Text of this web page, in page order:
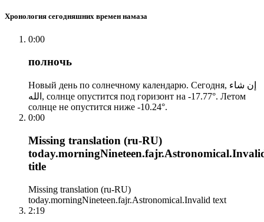
Хронология сегодняшних времен намаза
0:00
полночь
Новый день по солнечному календарю. Сегодня, إن شاء
الله, солнце опустится под горизонт на -17.77°. Летом
солнце не опустится ниже -10.24°.
0:00
Missing translation (ru-RU)
title
Missing translation (ru-RU)
today.morningNineteen.fajr.Astronomical.Invalid text
2:19